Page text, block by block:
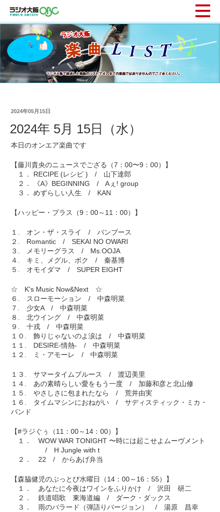
2024年05月15日
2024年 5月 15日（水）
本日のオンエア楽曲です
【藤川貴央のニュースでござる（7：00〜9：00）】
１． RECIPE (レシピ ) / 山下達郎
２． 《A》BEGINNING / Aぇ! group
３． めずらしい人生 / KAN
【ハッピー・プラス（9：00～11：00）】
１. オン・ザ・スライ / バンブース
２. Romantic / SEKAI NO OWARI
３. メモリーグラス / Ms.OOJA
４. キミ、メグル、ボク / 秦基博
５. オモイダマ / SUPER EIGHT
☆ K's Music Now&Next ☆
６. スローモーション / 中森明菜
７. 少女A / 中森明菜
８. 北ウイング / 中森明菜
９. 十戎 / 中森明菜
１０. 飾りじゃないのよ涙は / 中森明菜
１１. DESIRE-情熱- / 中森明菜
１２. ミ・アモーレ / 中森明菜
１３. サマータイムブルース / 渡辺美里
１４. あの素晴らしい愛をもう一度 / 加藤和彦と北山修
１５. やさしさに包まれたなら / 荒井由実
１６. タイムマシンにおねがい / サディスティック・ミカ・
バンド
【#ラジぐぅ（11：00～14：00）】
１． WOW WAR TONIGHT 〜時には起こせよムーヴメント
/ H Jungle with t
２． 22 / からあげ弁当
【森脇健児のぶっとび水曜日（14：00～16：55）】
１． あなたに今夜はワインをふりかけ / 沢田 研二
２． 鉄道唱歌 東海道編 / ダーク・ダックス
３． 雨のバラード（弾語りバージョン） / 湯原 昌幸